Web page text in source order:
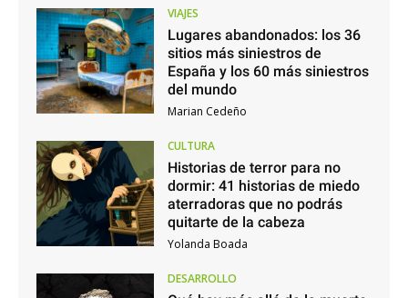
VIAJES
Lugares abandonados: los 36
sitios más siniestros de
España y los 60 más siniestros
del mundo
Marian Cedeño
CULTURA
Historias de terror para no
dormir: 41 historias de miedo
aterradoras que no podrás
quitarte de la cabeza
Yolanda Boada
DESARROLLO